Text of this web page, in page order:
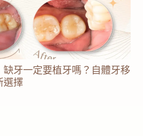
缺牙一定要植牙嗎？自體牙移
選擇